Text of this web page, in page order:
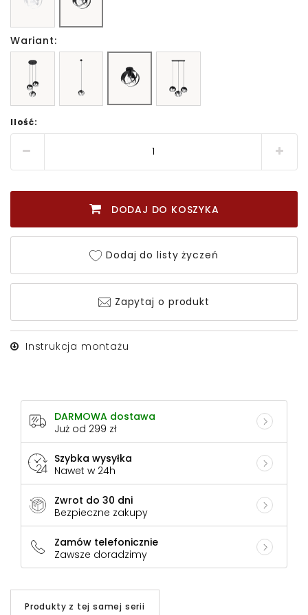
Wariant:
Ilość:
DODAJ DO KOSZYKA
Dodaj do listy życzeń
Zapytaj o produkt
Instrukcja montażu
DARMOWA dostawa
Już od 299 zł
Szybka wysyłka
Nawet w 24h
Zwrot do 30 dni
Bezpieczne zakupy
Zamów telefonicznie
Zawsze doradzimy
Produkty z tej samej serii